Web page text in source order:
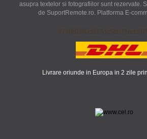
asupra textelor si fotografiilor sunt rezervate.
de SuportRemote.ro. Platforma E-
Livrare oriunde in Europa in 2 zile